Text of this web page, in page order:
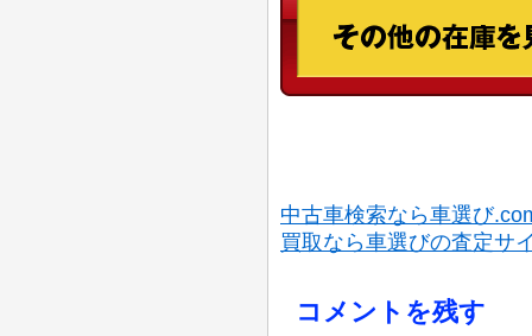
中古車検索なら車選び
買取なら車選びの査定サ
コメントを残す